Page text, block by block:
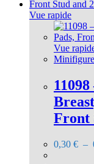
Vue rapide
Vue
Minifigure
Front
0,30 € –